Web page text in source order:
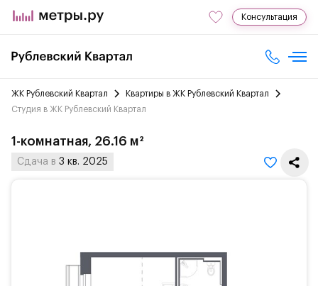
Консультация
ЖК Рублевский Квартал
Квартиры в ЖК Рублевский Квартал
Студия в ЖК Рублевский Квартал
1-комнатная, 26.16 м²
Сдача в 3 кв. 2025